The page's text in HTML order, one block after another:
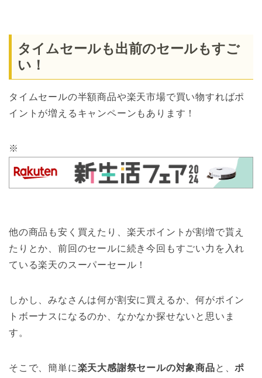
タイムセールも出前のセールもすご
い！
タイムセールの半額商品や楽天市場で買い物すればポ
イントが増えるキャンペーンもあります！
※
他の商品も安く買えたり、楽天ポイントが割増で貰え
たりとか、前回のセールに続き今回もすごい力を入れ
ている楽天のスーパーセール！
しかし、みなさんは何が割安に買えるか、何がポイン
トボーナスになるのか、なかなか探せないと思いま
す。
そこで、簡単に楽天大感謝祭セールの対象商品と、ポ